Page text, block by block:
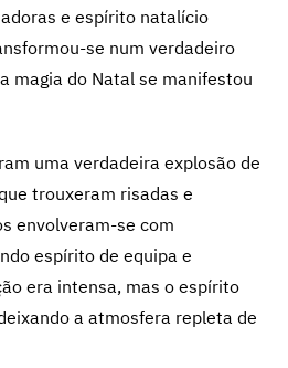
e espírito natalício
se num verdadeiro
magia do Natal se manifestou
uma verdadeira explosão de
trouxeram risadas e
envolveram-se com
espírito de equipa e
era intensa, mas o espírito
a atmosfera repleta de